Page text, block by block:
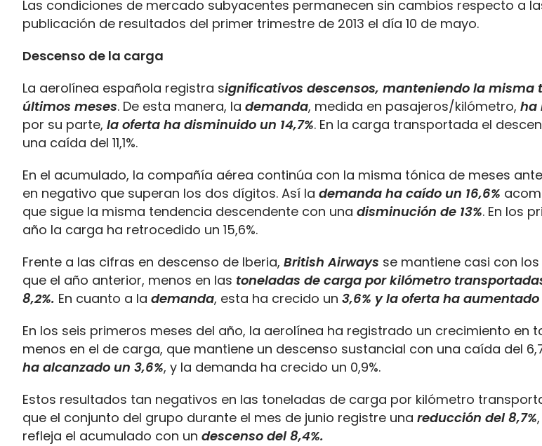
Las condiciones de mercado subyacentes permanecen sin cambios respecto a
publicación de resultados del primer trimestre de 2013 el día 10 de mayo.
Descenso de la carga
La aerolínea española registra significativos descensos, manteniendo la misma
últimos meses. De esta manera, la demanda, medida en pasajeros/kilómetro, ha
por su parte, la oferta ha disminuido un 14,7%. En la carga transportada el
una caída del 11,1%.
En el acumulado, la compañía aérea continúa con la misma tónica de meses
en negativo que superan los dos dígitos. Así la demanda ha caído un 16,6%
que sigue la misma tendencia descendente con una disminución de 13%. En los
año la carga ha retrocedido un 15,6%.
Frente a las cifras en descenso de Iberia, British Airways se mantiene casi con
que el año anterior, menos en las toneladas de carga por kilómetro
8,2%. En cuanto a la demanda, esta ha crecido un 3,6% y la oferta ha aumentado
En los seis primeros meses del año, la aerolínea ha registrado un crecimiento en
menos en el de carga, que mantiene un descenso sustancial con una caída del
ha alcanzado un 3,6%, y la demanda ha crecido un 0,9%.
Estos resultados tan negativos en las toneladas de carga por kilómetro
que el conjunto del grupo durante el mes de junio registre una reducción del 8,7%
refleja el acumulado con un descenso del 8,4%.